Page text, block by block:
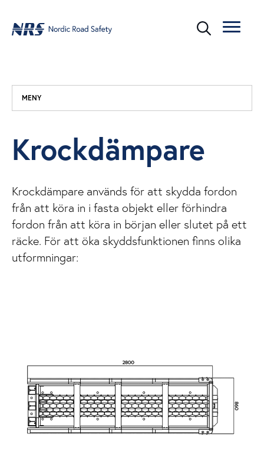
MENY
Krockdämpare
Krockdämpare används för att skydda fordon
från att köra in i fasta objekt eller förhindra
fordon från att köra in början eller slutet på ett
räcke. För att öka skyddsfunktionen finns olika
utformningar: